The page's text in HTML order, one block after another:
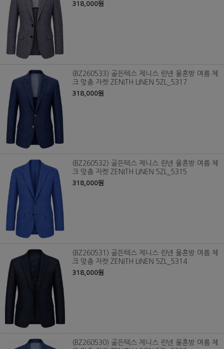
318,000원
(BZ260533) 골든텍스 제니스 린넨 울혼방 여름 체
크 맞춤 자켓 ZENITH LINEN 5ZL_5317
318,000원
(BZ260532) 골든텍스 제니스 린넨 울혼방 여름 체
크 맞춤 자켓 ZENITH LINEN 5ZL_5315
318,000원
(BZ260531) 골든텍스 제니스 린넨 울혼방 여름 체
크 맞춤 자켓 ZENITH LINEN 5ZL_5314
318,000원
(BZ260530) 골든텍스 제니스 린넨 울혼방 여름 체